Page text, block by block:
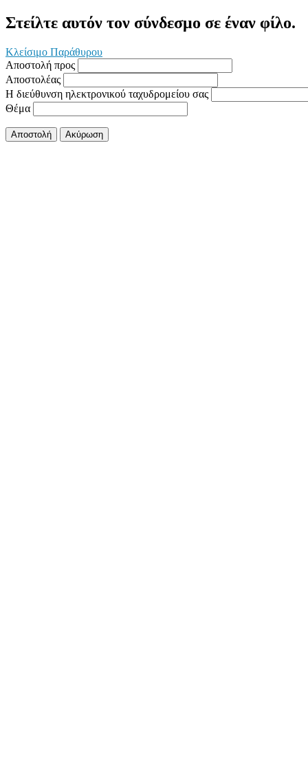
Στείλτε αυτόν τον σύνδεσμο σε έναν φίλο.
Κλείσιμο Παράθυρου
Αποστολή προς
Αποστολέας
Η διεύθυνση ηλεκτρονικού ταχυδρομείου σας
Θέμα
Αποστολή Ακύρωση